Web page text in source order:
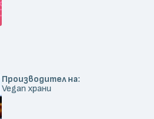
Производител на:
Vegan храни